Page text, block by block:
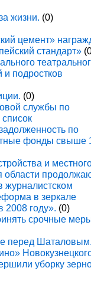
жизни. (0)
цемент»
стандарт»
и подростков
(0)
службы по
по
фонды свыше
и
области
журналистском
в зеркале
2008 году». (0)
срочные
перед
уборку